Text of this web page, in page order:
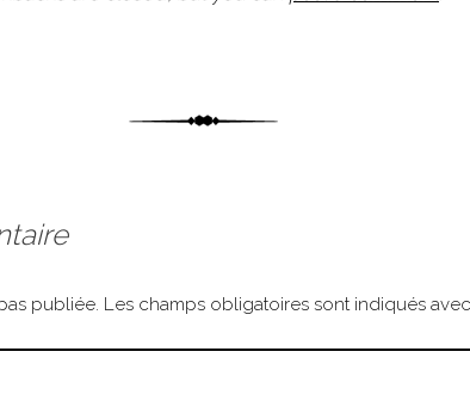
publiée. Les champs obligatoires sont indiqués